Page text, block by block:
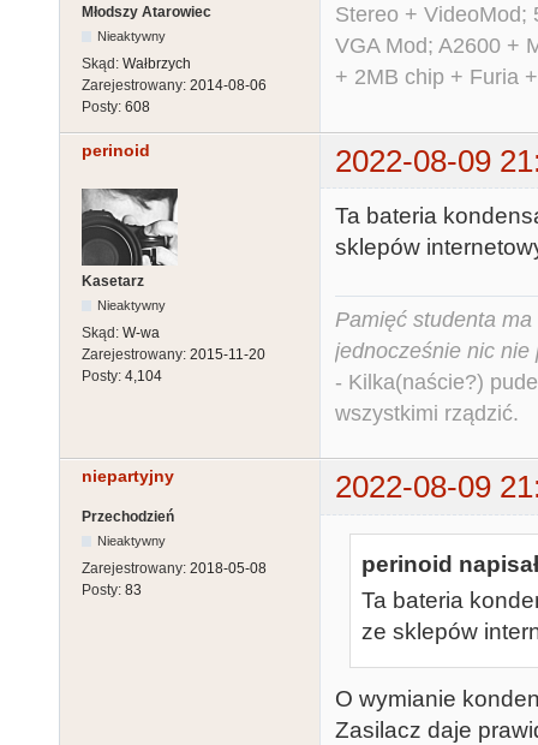
Młodszy Atarowiec
Nieaktywny
Skąd: Wałbrzych
Zarejestrowany: 2014-08-06
Posty: 608
Stereo + VideoMod;
VGA Mod; A2600 +
+ 2MB chip + Furia
perinoid 2022-08-09
Kasetarz
Nieaktywny
Skąd: W-wa
Zarejestrowany: 2015-11-20
Posty: 4,104
Ta bateria
sklepów
Pamięć studenta
jednocześnie nic nie
- Kilka(naście?)
wszystkimi rządzić.
niepartyjny 2022-08-09
Przechodzień
Nieaktywny
Zarejestrowany: 2018-05-08
Posty: 83
perinoid
Ta bateria
ze sklepów
O wymianie
Zasilacz daje